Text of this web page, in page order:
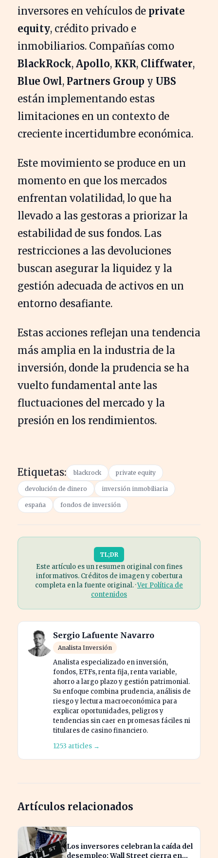
inversores en vehículos de private
equity, crédito privado e
inmobiliarios. Compañías como
BlackRock, Apollo, KKR, Cliffwater,
Blue Owl, Partners Group y UBS
están implementando estas
limitaciones en un contexto de
creciente incertidumbre económica.
Este movimiento se produce en un
momento en que los mercados
enfrentan volatilidad, lo que ha
llevado a las gestoras a priorizar la
estabilidad de sus fondos. Las
restricciones a las devoluciones
buscan asegurar la liquidez y la
gestión adecuada de activos en un
entorno desafiante.
Estas acciones reflejan una tendencia
más amplia en la industria de la
inversión, donde la prudencia se ha
vuelto fundamental ante las
fluctuaciones del mercado y la
presión en los rendimientos.
Etiquetas: blackrock private equity
devolución de dinero inversión inmobiliaria
españa fondos de inversión
TL;DR
Este artículo es un resumen original con fines
informativos. Créditos de imagen y cobertura
completa en la fuente original. ·Ver Política de
contenidos
Sergio Lafuente Navarro
Analista Inversión
Analista especializado en inversión,
fondos, ETFs, renta fija, renta variable,
ahorro a largo plazo y gestión patrimonial.
Su enfoque combina prudencia, análisis de
riesgo y lectura macroeconómica para
explicar oportunidades, peligros y
tendencias sin caer en promesas fáciles ni
titulares de casino financiero.
1253 articles →
Artículos relacionados
Los inversores celebran la caída del
desempleo: Wall Street cierra en